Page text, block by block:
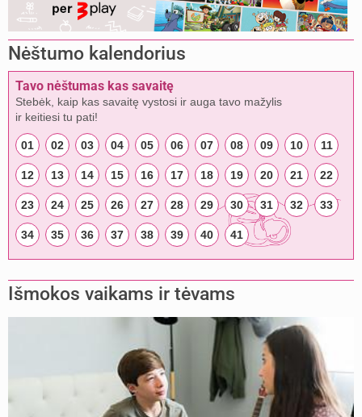
Nėštumo kalendorius
Tavo nėštumas kas savaitę
Stebėk, kaip kas savaitę vystosi ir auga tavo mažylis
ir keitiesi tu pati!
01 02 03 04 05 06 07 08 09 10 11
12 13 14 15 16 17 18 19 20 21 22
23 24 25 26 27 28 29 30 31 32 33
34 35 36 37 38 39 40 41
Išmokos vaikams ir tėvams